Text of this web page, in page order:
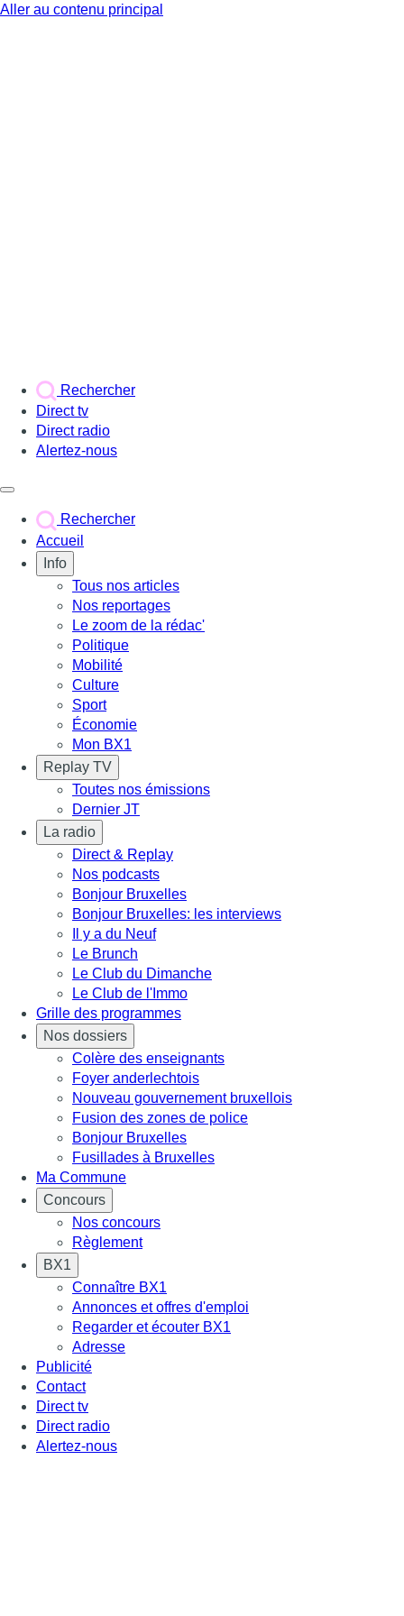
Aller au contenu principal
Rechercher
Direct tv
Direct radio
Alertez-nous
Rechercher
Accueil
Info
Tous nos articles
Nos reportages
Le zoom de la rédac'
Politique
Mobilité
Culture
Sport
Économie
Mon BX1
Replay TV
Toutes nos émissions
Dernier JT
La radio
Direct & Replay
Nos podcasts
Bonjour Bruxelles
Bonjour Bruxelles: les interviews
Il y a du Neuf
Le Brunch
Le Club du Dimanche
Le Club de l'Immo
Grille des programmes
Nos dossiers
Colère des enseignants
Foyer anderlechtois
Nouveau gouvernement bruxellois
Fusion des zones de police
Bonjour Bruxelles
Fusillades à Bruxelles
Ma Commune
Concours
Nos concours
Règlement
BX1
Connaître BX1
Annonces et offres d'emploi
Regarder et écouter BX1
Adresse
Publicité
Contact
Direct tv
Direct radio
Alertez-nous